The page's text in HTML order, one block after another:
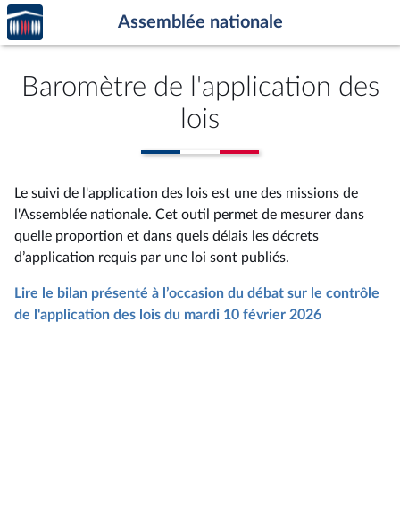
Aller au contenu
Aller en bas de la page
Accèder
à la
page
Assemblée nationale
Baromètre de l'application des
lois
Le suivi de l'application des lois est une des missions de
l'Assemblée nationale. Cet outil permet de mesurer dans
quelle proportion et dans quels délais les décrets
d’application requis par une loi sont publiés.
Lire le bilan présenté à l’occasion du débat sur le contrôle
de l'application des lois du mardi 10 février 2026